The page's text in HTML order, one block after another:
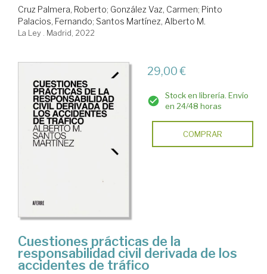
Cruz Palmera, Roberto; González Vaz, Carmen; Pinto
Palacios, Fernando; Santos Martínez, Alberto M.
La Ley . Madrid, 2022
29,00 €
Stock en librería. Envío
en 24/48 horas
COMPRAR
Cuestiones prácticas de la
responsabilidad civil derivada de los
accidentes de tráfico